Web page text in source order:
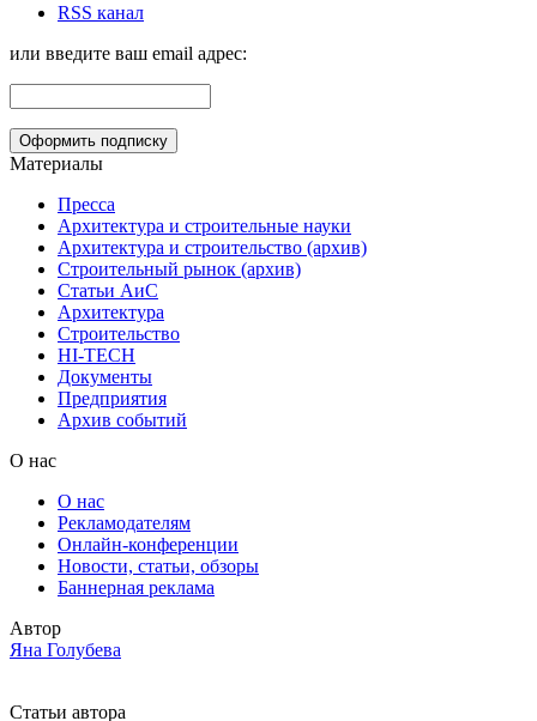
RSS канал
или введите ваш email адрес:
Материалы
Пресса
Архитектура и строительные науки
Архитектура и строительство (архив)
Строительный рынок (архив)
Статьи АиС
Архитектура
Строительство
HI-TECH
Документы
Предприятия
Архив событий
О нас
О нас
Рекламодателям
Онлайн-конференции
Новости, статьи, обзоры
Баннерная реклама
Автор
Яна Голубева
Статьи автора